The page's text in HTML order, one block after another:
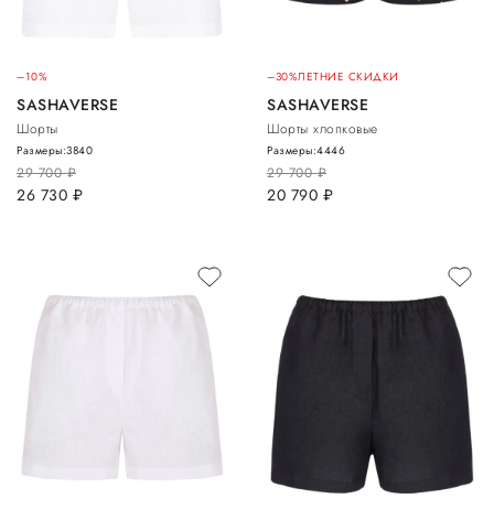
–10%
SASHAVERSE
Шорты
29 700руб.
26 730 руб.
Размеры:3840
–30%ЛЕТНИЕ СКИДКИ
SASHAVERSE
Шорты хлопковые
29 700руб.
20 790 руб.
Размеры:4446